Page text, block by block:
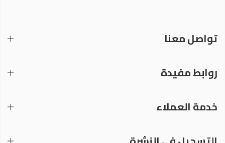
تواصل معنا
روابط مفيدة
خدمة العملاء